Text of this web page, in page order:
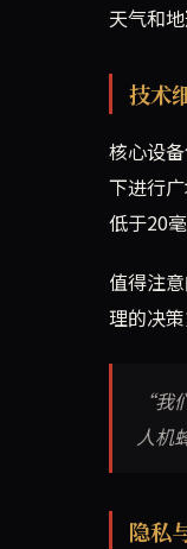
天气和
技术
核心设
下进行
低于20
值得注
理的决
“我
人机
隐私